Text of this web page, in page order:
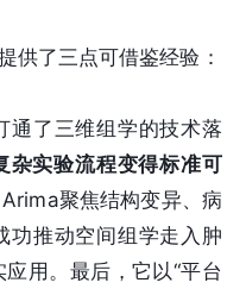
供了三点可借鉴经验：
通了三维组学的技术落
杂实验流程变得标准可
聚焦结构变异、病
功推动空间组学走入肿
用。最后，它以“平台